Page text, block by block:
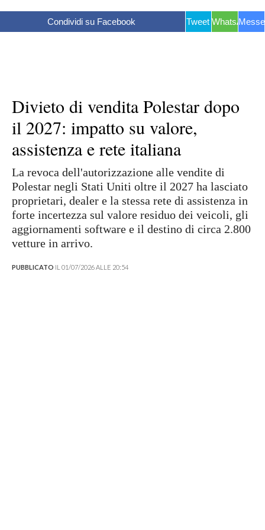
Condividi su Facebook Tweet WhatsApp
Divieto di vendita Polestar dopo
il 2027: impatto su valore,
assistenza e rete italiana
La revoca dell'autorizzazione alle vendite di
Polestar negli Stati Uniti oltre il 2027 ha lasciato
proprietari, dealer e la stessa rete di assistenza in
forte incertezza sul valore residuo dei veicoli, gli
aggiornamenti software e il destino di circa 2.800
vetture in arrivo.
PUBBLICATO IL 01/07/2026 ALLE 20:54